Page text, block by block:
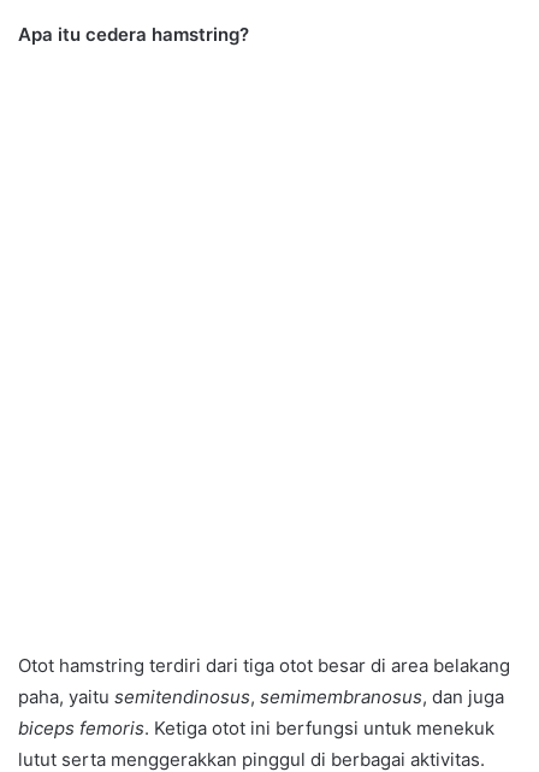
Apa itu cedera hamstring?
Otot hamstring terdiri dari tiga otot besar di area belakang
paha, yaitu semitendinosus, semimembranosus, dan juga
biceps femoris. Ketiga otot ini berfungsi untuk menekuk
lutut serta menggerakkan pinggul di berbagai aktivitas.